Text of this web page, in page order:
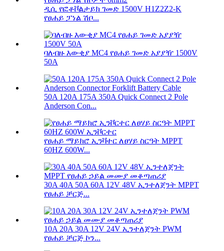
ዲሲ የፎቶቮልታይክ ገመድ 1500V H1Z2Z2-K
የፀሐይ ፓነል ሽቦ...
ባለብዙ እውቂያ MC4 የፀሐይ ገመድ አያያዥ 1500V
50A
50A 120A 175A 350A Quick Connect 2 Pole
Anderson Con...
የፀሐይ ማይክሮ ኢንቫተር ለፀሃይ ስርዓት MPPT
60HZ 600W...
30A 40A 50A 60A 12V 48V ኢንተለጀንት MPPT
የፀሐይ ቻርጅ...
10A 20A 30A 12V 24V ኢንተለጀንት PWM
የፀሐይ ቻርጅ ኮን...